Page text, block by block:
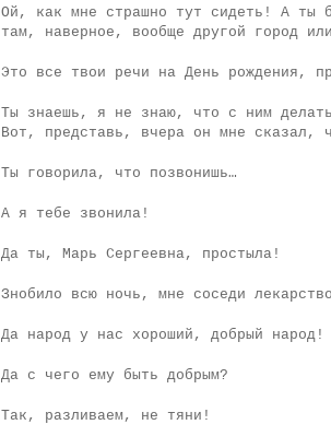
Ой, как мне страшно тут сидеть! А ты
там, наверное, вообще другой город
Это все твои речи на День рождения,
Ты знаешь, я не знаю, что с ним
Вот, представь, вчера он мне сказал,
Ты говорила, что позвонишь…
А я тебе звонила!
Да ты, Марь Сергеевна, простыла!
Знобило всю ночь, мне соседи
Да народ у нас хороший, добрый народ!
Да с чего ему быть добрым?
Так, разливаем, не тяни!